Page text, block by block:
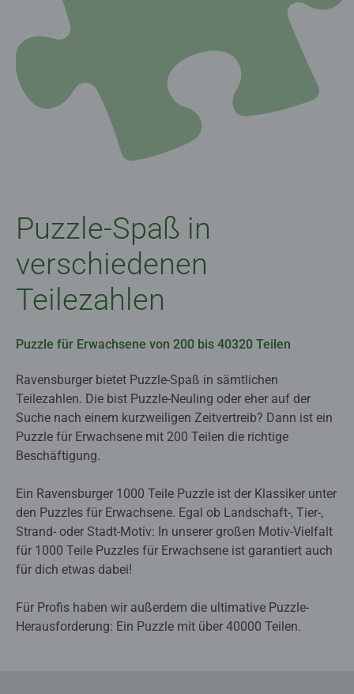
Puzzle-Spaß in
verschiedenen
Teilezahlen
Puzzle für Erwachsene von 200 bis 40320 Teilen
Ravensburger bietet Puzzle-Spaß in sämtlichen
Teilezahlen. Die bist Puzzle-Neuling oder eher auf der
Suche nach einem kurzweiligen Zeitvertreib? Dann ist ein
Puzzle für Erwachsene mit 200 Teilen die richtige
Beschäftigung.
Ein Ravensburger 1000 Teile Puzzle ist der Klassiker unter
den Puzzles für Erwachsene. Egal ob Landschaft-, Tier-,
Strand- oder Stadt-Motiv: In unserer großen Motiv-Vielfalt
für 1000 Teile Puzzles für Erwachsene ist garantiert auch
für dich etwas dabei!
Für Profis haben wir außerdem die ultimative Puzzle-
Herausforderung: Ein Puzzle mit über 40000 Teilen.